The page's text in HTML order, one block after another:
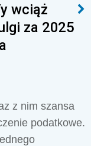
wciąż
za 2025
z nim szansa
podatkowe.